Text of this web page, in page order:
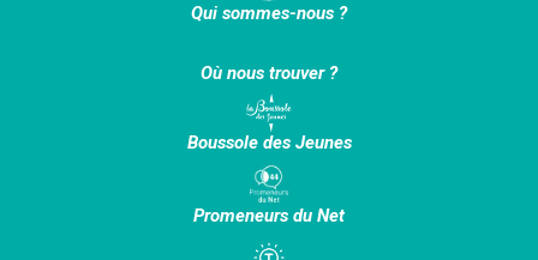
Qui sommes-nous ?
Où nous trouver ?
Boussole des Jeunes
Promeneurs du Net